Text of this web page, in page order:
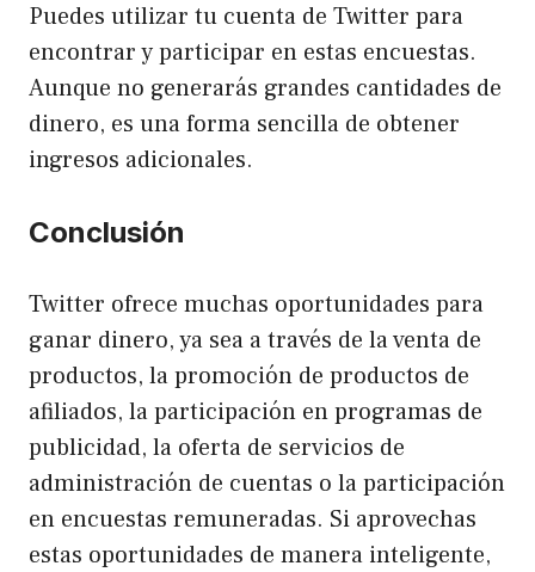
Puedes utilizar tu cuenta de Twitter para
encontrar y participar en estas encuestas.
Aunque no generarás grandes cantidades de
dinero, es una forma sencilla de obtener
ingresos adicionales.
Conclusión
Twitter ofrece muchas oportunidades para
ganar dinero, ya sea a través de la venta de
productos, la promoción de productos de
afiliados, la participación en programas de
publicidad, la oferta de servicios de
administración de cuentas o la participación
en encuestas remuneradas. Si aprovechas
estas oportunidades de manera inteligente,